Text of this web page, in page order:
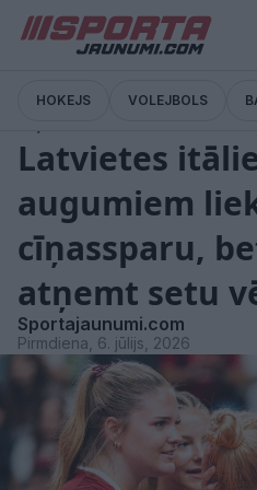
HOKEJS VOLEJBOLS
Latvietes
augumiem
cīņassparu,
atņemt setu
Sportajaunumi.com
Pirmdiena, 6. jūlijs, 2026